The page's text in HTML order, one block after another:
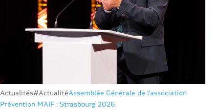
Actualités#ActualitéAssemblée Générale de l’association
Prévention MAIF : Strasbourg 2026